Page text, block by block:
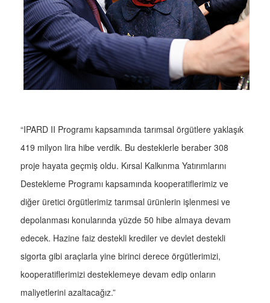
“IPARD II Programı kapsamında tarımsal örgütlere yaklaşık
419 milyon lira hibe verdik. Bu desteklerle beraber 308
proje hayata geçmiş oldu. Kırsal Kalkınma Yatırımlarını
Destekleme Programı kapsamında kooperatiflerimiz ve
diğer üretici örgütlerimiz tarımsal ürünlerin işlenmesi ve
depolanması konularında yüzde 50 hibe almaya devam
edecek. Hazine faiz destekli krediler ve devlet destekli
sigorta gibi araçlarla yine birinci derece örgütlerimizi,
kooperatiflerimizi desteklemeye devam edip onların
maliyetlerini azaltacağız.”